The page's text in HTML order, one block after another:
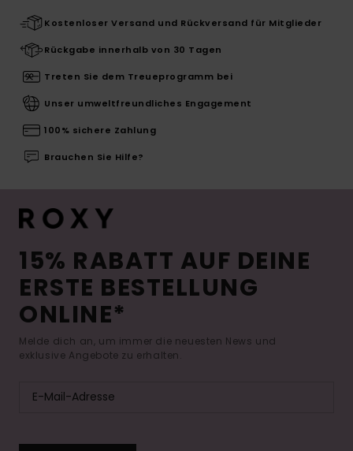
Kostenloser Versand und Rückversand für Mitglieder
Rückgabe innerhalb von 30 Tagen
Treten Sie dem Treueprogramm bei
Unser umweltfreundliches Engagement
100% sichere Zahlung
Brauchen Sie Hilfe?
15% RABATT AUF DEINE
ERSTE BESTELLUNG
ONLINE*
Melde dich an, um immer die neuesten News und
exklusive Angebote zu erhalten.